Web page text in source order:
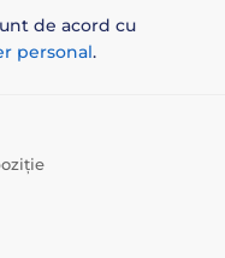
de acord cu
personal.